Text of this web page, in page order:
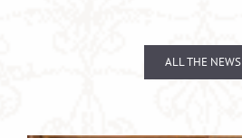
ALL THE NEWS